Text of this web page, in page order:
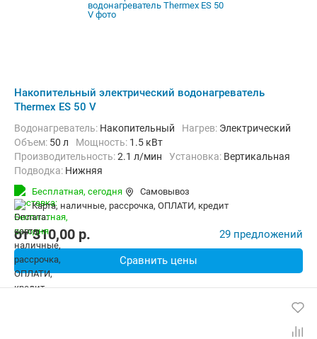
Накопительный электрический водонагреватель
Thermex ES 50 V
Водонагреватель: Накопительный нагрев: Электрический
Объем: 50 л Мощность: 1.5 кВт
Производительность:2.1 л/мин Установка: Вертикальная
Подводка: Нижняя
Бесплатная, сегодня
Самовывоз
карта, наличные, рассрочка, ОПЛАТИ, кредит
от310,00 p. 29 предложений
Сравнить цены